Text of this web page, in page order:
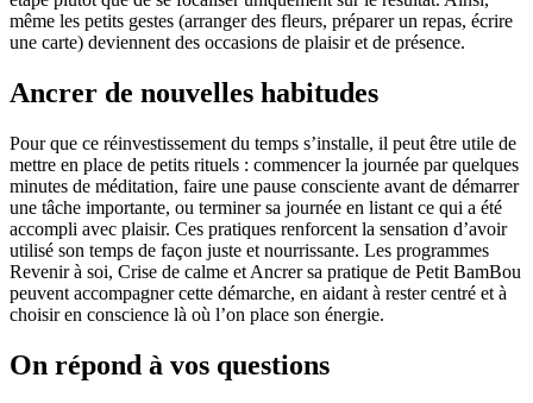
même les petits gestes (arranger des fleurs, préparer un repas, écrire
une carte) deviennent des occasions de plaisir et de présence.
Ancrer de nouvelles habitudes
Pour que ce réinvestissement du temps s’installe, il peut être utile de
mettre en place de petits rituels : commencer la journée par quelques
minutes de méditation, faire une pause consciente avant de démarrer
une tâche importante, ou terminer sa journée en listant ce qui a été
accompli avec plaisir. Ces pratiques renforcent la sensation d’avoir
utilisé son temps de façon juste et nourrissante. Les programmes
Revenir à soi, Crise de calme et Ancrer sa pratique de Petit BamBou
peuvent accompagner cette démarche, en aidant à rester centré et à
choisir en conscience là où l’on place son énergie.
On répond à vos questions